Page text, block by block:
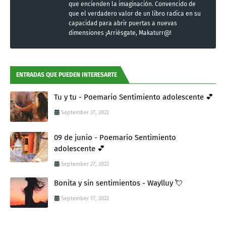
que encienden la imaginación. Convencido de
que el verdadero valor de un libro radica en su
capacidad para abrir puertas a nuevas
dimensiones ¡Arriésgate, Makaturr@!
ENTRADAS QUE PUEDEN INTERESARTE
Tu y tu - Poemario Sentimiento adolescente 💕
September 27, 2022
09 de junio - Poemario Sentimiento
adolescente 💕
September 27, 2022
Bonita y sin sentimientos - Waylluy 💘
September 17, 2022